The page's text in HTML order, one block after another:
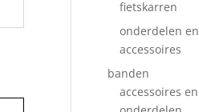
fietskarren
onderdelen en
accessoires
banden
accessoires en